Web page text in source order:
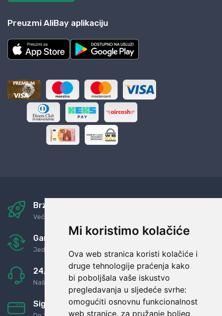
Mi koristimo kolačiće
Ova web stranica koristi kolačiće i
druge tehnologije praćenja kako
bi poboljšala vaše iskustvo
pregledavanja u sljedeće svrhe:
omogućiti osnovnu funkcionalnost
web stranice, za pružanje boljeg
Preuzmi AliBay aplikaciju
Brza i sigurna dostava
Već za nekoliko dana kod vas
Garancija u povrat novaca
Jednostavno pravilo: Roba za novac
24/7 odlična podrška
Naši agenti uvijek na raspolaganju
Sigurno obročno plaćanje